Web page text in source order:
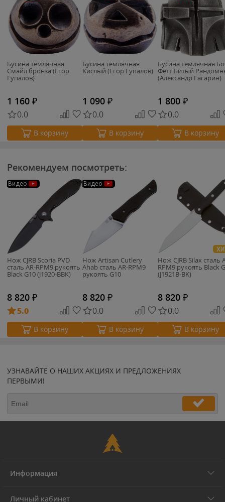
Бусина темлячная
Смайл бронза (Егор
Гупалов)
1 160 ₽
0.0
В корзину
Бусина темлячная
Кислый (Егор Гупалов)
1 090 ₽
0.0
В корзину
Бусина темлячная
Фетт Битый
(Александр Гагарин)
1 800 ₽
0.0
В корзину
Рекомендуем посмотреть:
Видео
Нож CJRB Scoria PVD
сталь AR-RPM9 рукоять
Black G10 (J1920-BBK)
8 820 ₽
5.0
В корзину
Видео
Нож Artisan Cutlery
Ahab сталь AR-RPM9
рукоять G10
8 820 ₽
0.0
В корзину
Нож CJRB Silax сталь
RPM9 рукоять Black
(J1921B-BK)
8 820 ₽
0.0
В корзину
УЗНАВАЙТЕ О НАШИХ АКЦИЯХ И ПРЕДЛОЖЕНИЯХ
ПЕРВЫМИ!
Информация
Личный кабинет